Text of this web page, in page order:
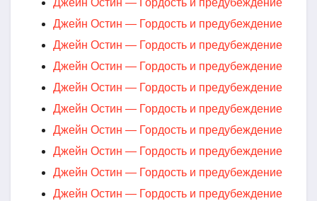
Джейн Остин — Гордость и предубеждение
Джейн Остин — Гордость и предубеждение
Джейн Остин — Гордость и предубеждение
Джейн Остин — Гордость и предубеждение
Джейн Остин — Гордость и предубеждение
Джейн Остин — Гордость и предубеждение
Джейн Остин — Гордость и предубеждение
Джейн Остин — Гордость и предубеждение
Джейн Остин — Гордость и предубеждение
Джейн Остин — Гордость и предубеждение